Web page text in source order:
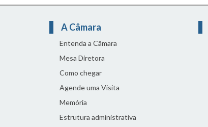
A Câmara
Entenda a Câmara
Mesa Diretora
Como chegar
Agende uma Visita
Memória
Estrutura administrativa